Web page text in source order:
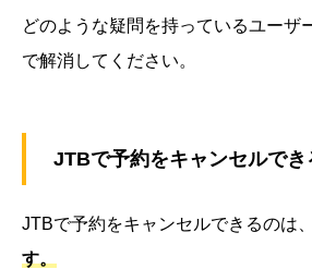
どのような疑問を持っているユーザ
で解消してください。
JTBで予約をキャンセルでき
JTBで予約をキャンセルできるのは、
す。